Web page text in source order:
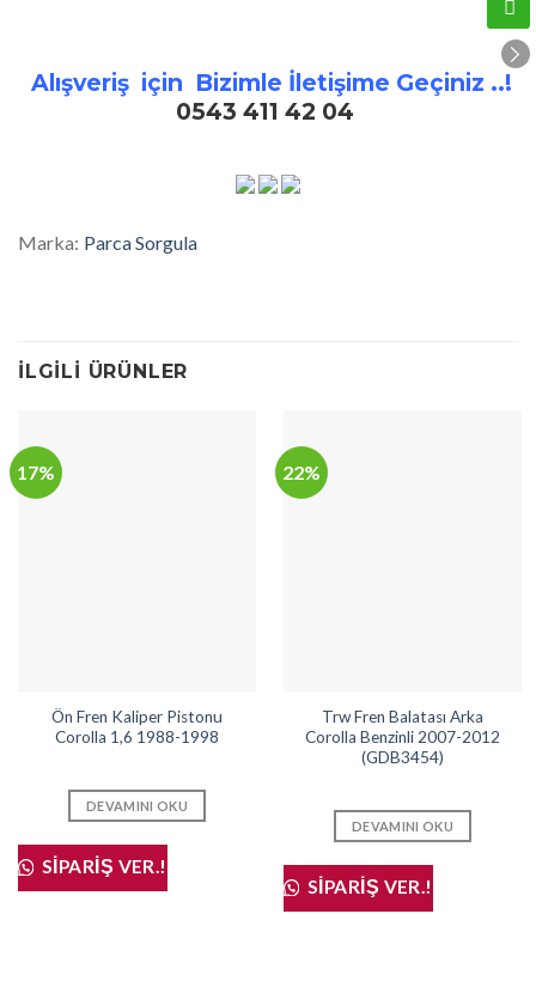
Alışveriş için Bizimle İletişime Geçiniz ..!
0543 411 42 04
Marka: Parca Sorgula
İLGILI ÜRÜNLER
17%
Ön Fren Kaliper Pistonu
Corolla 1,6 1988-1998
DEVAMINI OKU
SIPARIŞ VER.!
22%
Trw Fren Balatası Arka
Corolla Benzinli 2007-2012
(GDB3454)
DEVAMINI OKU
SIPARIŞ VER.!